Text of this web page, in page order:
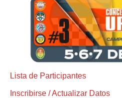
Lista de Participantes
Inscribirse / Actualizar Datos